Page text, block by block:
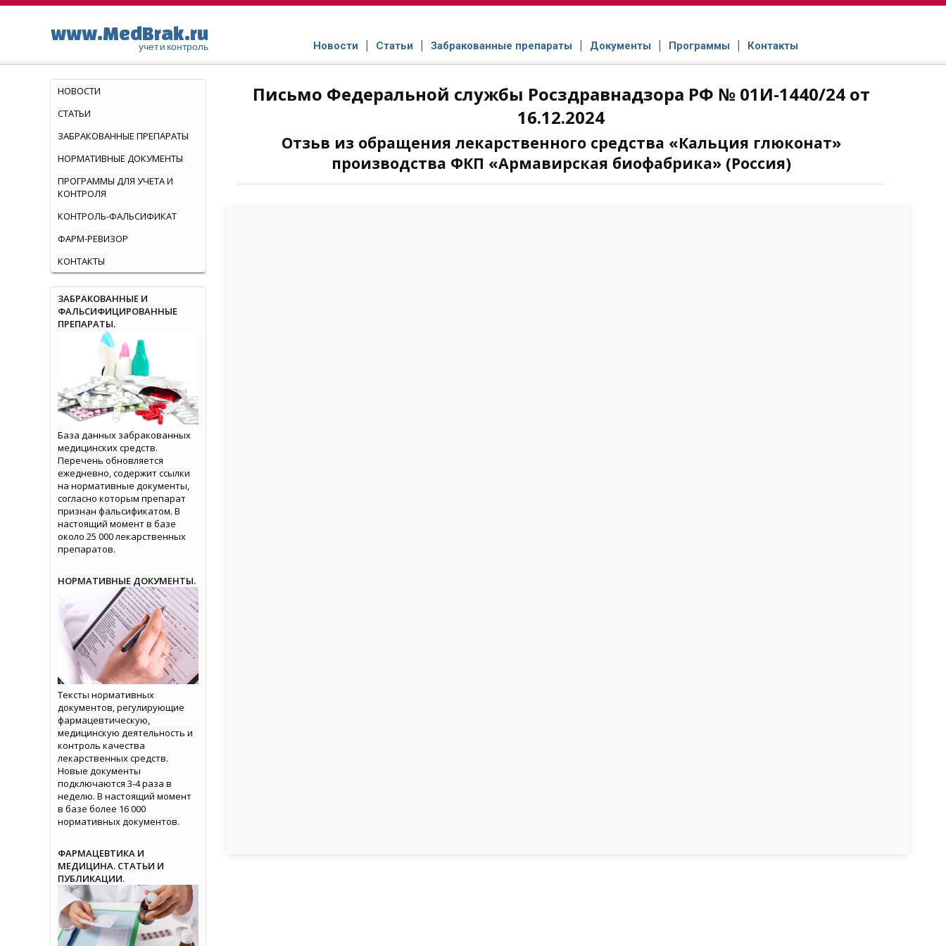
www.MedBrak.ru
учет и контроль Новости Статьи Забракованные препараты Документы Программы Контакты
Письмо Федеральной службы Росздравнадзора РФ № 01И-1440/24 от
16.12.2024
Отзьв из обращения лекарственного средства «Кальция глюконат»
производства ФКП «Армавирская биофабрика» (Россия)
НОВОСТИ
СТАТЬИ
ЗАБРАКОВАННЫЕ ПРЕПАРАТЫ
НОРМАТИВНЫЕ ДОКУМЕНТЫ
ПРОГРАММЫ ДЛЯ УЧЕТА И
КОНТРОЛЯ
КОНТРОЛЬ-ФАЛЬСИФИКАТ
ФАРМ-РЕВИЗОР
КОНТАКТЫ
ЗАБРАКОВАННЫЕ И
ФАЛЬСИФИЦИРОВАННЫЕ
ПРЕПАРАТЫ.
База данных забракованных
медицинских средств.
Перечень обновляется
ежедневно, содержит ссылки
на нормативные документы,
согласно которым препарат
признан фальсификатом. В
настоящий момент в базе
около 25 000 лекарственных
препаратов.
НОРМАТИВНЫЕ ДОКУМЕНТЫ.
Тексты нормативных
документов, регулирующие
фармацевтическую,
медицинскую деятельность и
контроль качества
лекарственных средств.
Новые документы
подключаются 3-4 раза в
неделю. В настоящий момент
в базе более 16 000
нормативных документов.
ФАРМАЦЕВТИКА И
МЕДИЦИНА. СТАТЬИ И
ПУБЛИКАЦИИ.